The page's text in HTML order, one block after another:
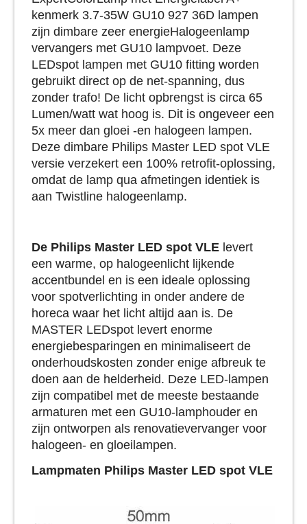
kenmerk 3.7-35W GU10 927 36D lampen
zijn dimbare zeer energieHalogeenlamp
vervangers met GU10 lampvoet. Deze
LEDspot lampen met GU10 fitting worden
gebruikt direct op de net-spanning, dus
zonder trafo! De licht opbrengst is circa 65
Lumen/watt wat hoog is. Dit is ongeveer een
5x meer dan gloei -en halogeen lampen.
Deze dimbare Philips Master LED spot VLE
versie verzekert een 100% retrofit-oplossing,
omdat de lamp qua afmetingen identiek is
aan Twistline halogeenlamp.
De Philips Master LED spot VLE levert
een warme, op halogeenlicht lijkende
accentbundel en is een ideale oplossing
voor spotverlichting in onder andere de
horeca waar het licht altijd aan is. De
MASTER LEDspot levert enorme
energiebesparingen en minimaliseert de
onderhoudskosten zonder enige afbreuk te
doen aan de helderheid. Deze LED-lampen
zijn compatibel met de meeste bestaande
armaturen met een GU10-lamphouder en
zijn ontworpen als renovatievervanger voor
halogeen- en gloeilampen.
Lampmaten Philips Master LED spot VLE